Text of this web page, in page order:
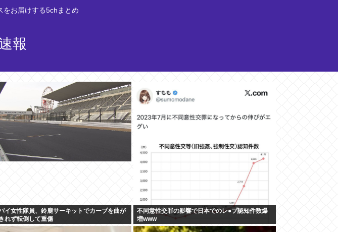
をお届けする5chまとめ
報
イ女性隊員、鈴鹿サーキットでカーブを曲が
れず転倒して重傷
不同意性交罪の影響で日本でのレ●プ認知件数爆
増www